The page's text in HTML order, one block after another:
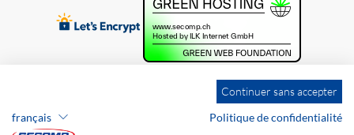
Continuer sans accepter
français
Politique de confidentialité